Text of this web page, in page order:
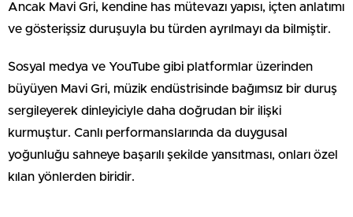
Ancak Mavi Gri, kendine has mütevazı yapısı, içten anlatımı
ve gösterişsiz duruşuyla bu türden ayrılmayı da bilmiştir.
Sosyal medya ve YouTube gibi platformlar üzerinden
büyüyen Mavi Gri, müzik endüstrisinde bağımsız bir duruş
sergileyerek dinleyiciyle daha doğrudan bir ilişki
kurmuştur. Canlı performanslarında da duygusal
yoğunluğu sahneye başarılı şekilde yansıtması, onları özel
kılan yönlerden biridir.